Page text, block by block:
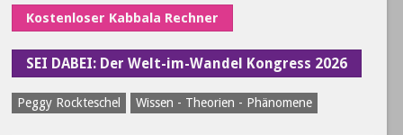
Kostenloser Kabbala Rechner
SEI DABEI: Der Welt-im-Wandel Kongress 2026
Peggy Rockteschel Wissen - Theorien - Phänomene